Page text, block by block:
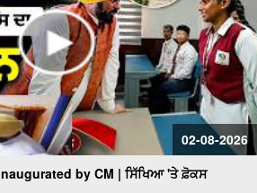
02-08-2026
by CM | ਸਿੱਖਿਆ 'ਤੇ ਫ਼ੋਕਸ